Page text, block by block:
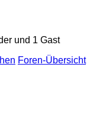
und 1 Gast
Foren-Übersicht